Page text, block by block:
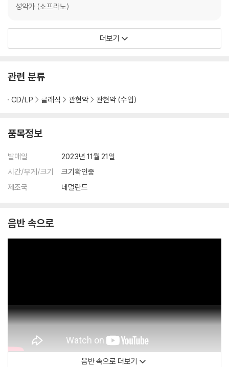
성악가 (소프라노)
더보기
관련 분류
CD/LP 클래식 관현악 관현악 (수입)
품목정보
발매일
2023년 11월 21일
시간/무게/크기
크기확인중
제조국
네덜란드
음반 속으로
음반 속으로 더보기